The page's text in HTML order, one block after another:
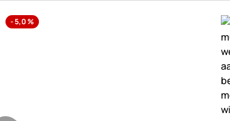
-5,0%